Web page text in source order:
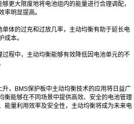
更大限度地将电池组内的能量进行合理调配，
率明显提高。
体的过充和过放几率，主动均衡有助于延长电
成本。
程中，主动均衡能够有效降低因电池单元的不
升，BMS保护板中主动均衡技术的应用将日益广
衡能够在不同场景中提供高效、安全的电池管理
能量利用效率及安全性，主动均衡将成为未来电